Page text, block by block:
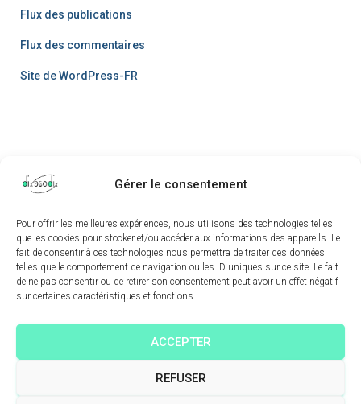
Gérer le consentement
Pour offrir les meilleures expériences, nous utilisons des technologies telles
que les cookies pour stocker et/ou accéder aux informations des appareils. Le
fait de consentir à ces technologies nous permettra de traiter des données
telles que le comportement de navigation ou les ID uniques sur ce site. Le fait
de ne pas consentir ou de retirer son consentement peut avoir un effet négatif
sur certaines caractéristiques et fonctions.
ACCEPTER
REFUSER
Flux des publications
Flux des commentaires
Site de WordPress-FR
AUTEUR MENTIONS LÉGALES CONTACT
MON COMPTE TIRAGES NUMÉROTÉS ET SIGNÉS